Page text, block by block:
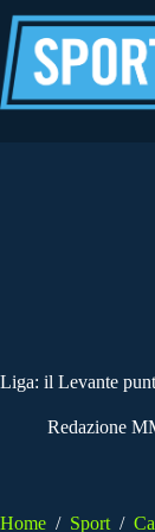
al
contenuto
Liga: il Levante
Redazione
Home / Sport /